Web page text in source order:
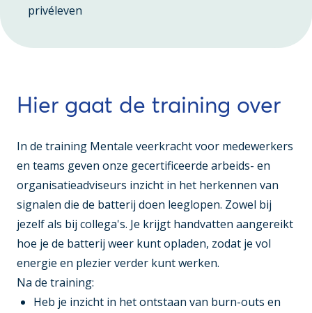
privéleven
Hier gaat de training over
In de training Mentale veerkracht voor medewerkers
en teams geven onze gecertificeerde arbeids- en
organisatieadviseurs inzicht in het herkennen van
signalen die de batterij doen leeglopen. Zowel bij
jezelf als bij collega's. Je krijgt handvatten aangereikt
hoe je de batterij weer kunt opladen, zodat je vol
energie en plezier verder kunt werken.
Na de training:
Heb je inzicht in het ontstaan van burn-outs en